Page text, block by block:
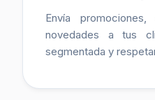
Envía
novedades a tus
segmentada y